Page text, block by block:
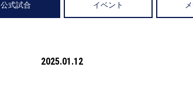
公式試合 イベント
2025.01.12